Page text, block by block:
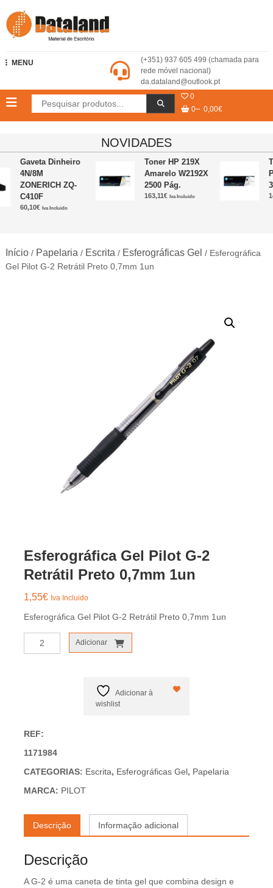
content
MENU
(+351) 937 605 499 (chamada para
rede móvel nacional)
da.dataland@outlook.pt
0
0
0,00€
NOVIDADES
Gaveta Dinheiro
4N/8M
ZONERICH ZQ-
C410F
60,10€ Iva Incluido
Toner HP 219X
Amarelo W2192X
2500 Pág.
163,11€ Iva Incluido
Início/ Papelaria / Escrita / Esferográficas Gel / Esferográfica
Gel Pilot G-2 Retrátil Preto 0,7mm 1un
Esferográfica Gel Pilot G-2
Retrátil Preto 0,7mm 1un
1,55€ Iva Incluido
Esferográfica Gel Pilot G-2 Retrátil Preto 0,7mm 1un
Quantidade
0,7mm
Adicionar
Adicionar à
wishlist
REF:
1171984
CATEGORIAS: Escrita, Esferográficas Gel, Papelaria
MARCA: PILOT
Descrição Informação adicional
Descrição
A G-2 é uma caneta de tinta gel que combina design e